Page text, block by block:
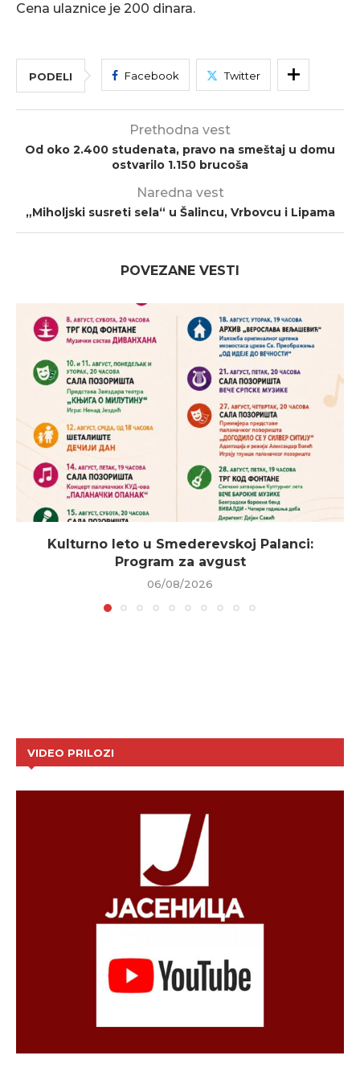
Cena ulaznice je 200 dinara.
PODELI Facebook Twitter
Prethodna vest
Od oko 2.400 studenata, pravo na smeštaj u domu
ostvarilo 1.150 brucoša
Naredna vest
„Miholjski susreti sela“ u Šalincu, Vrbovcu i Lipama
POVEZANE VESTI
Kulturno leto u Smederevskoj Palanci:
Program za avgust
06/08/2026
VIDEO PRILOZI